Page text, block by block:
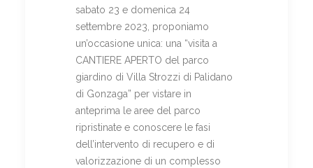
sabato 23 e domenica 24
settembre 2023, proponiamo
un’occasione unica: una “visita a
CANTIERE APERTO del parco
giardino di Villa Strozzi di Palidano
di Gonzaga” per vistare in
anteprima le aree del parco
ripristinate e conoscere le fasi
dell’intervento di recupero e di
valorizzazione di un complesso